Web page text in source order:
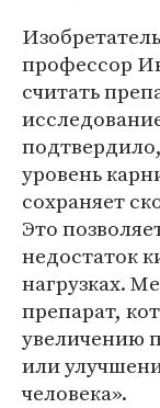
профессор
считать
уровень
сохраняет
Это
недостаток
нагрузках.
препарат,
увеличению
или
человека».